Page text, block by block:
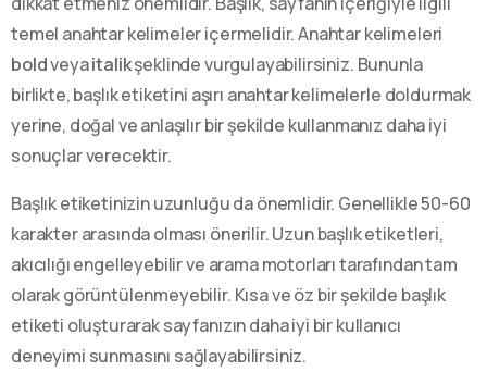
temel anahtar kelimeler içermelidir. Anahtar kelimeleri
boldveyaitalikşeklinde vurgulayabilirsiniz. Bununla
birlikte, başlık etiketini aşırı anahtar kelimelerle doldurmak
yerine, doğal ve anlaşılır bir şekilde kullanmanız daha iyi
sonuçlar verecektir.
Başlık etiketinizin uzunluğu da önemlidir. Genellikle 50-60
karakter arasında olması önerilir. Uzun başlık etiketleri,
akıcılığı engelleyebilir ve arama motorları tarafından tam
olarak görüntülenmeyebilir. Kısa ve öz bir şekilde başlık
etiketi oluşturarak sayfanızın daha iyi bir kullanıcı
deneyimi sunmasını sağlayabilirsiniz.